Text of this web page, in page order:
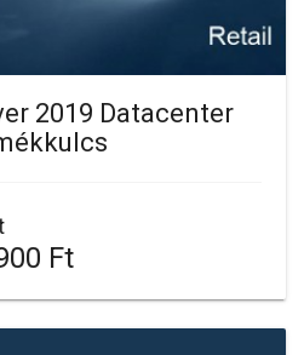
2019 Datacenter
Ft